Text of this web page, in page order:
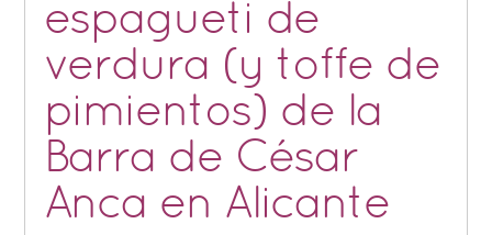
espagueti de
verdura (y toffe de
pimientos) de la
Barra de César
Anca en Alicante